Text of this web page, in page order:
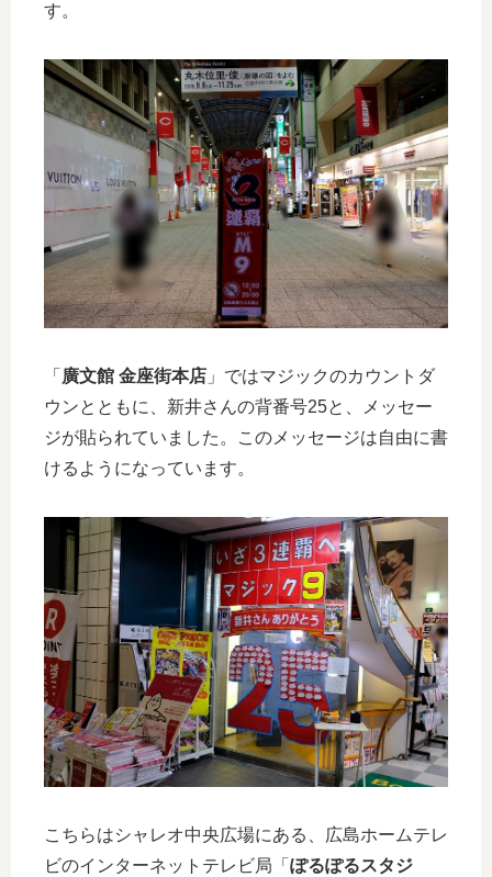
す。
「 廣文館 金座街本店 」ではマジックのカウントダ
ウンとともに、新井さんの背番号25と、メッセー
ジが貼られていました。このメッセージは自由に書
けるようになっています。
こちらはシャレオ中央広場にある、広島ホームテレ
ビのインターネットテレビ局「 ぽるぽるスタジ